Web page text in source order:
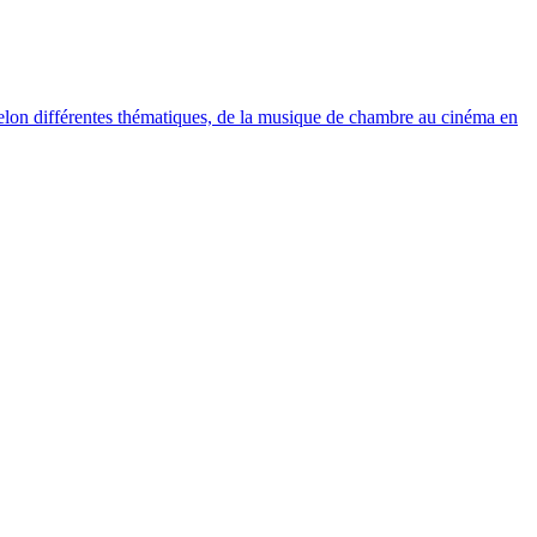
différentes thématiques, de la musique de chambre au cinéma en